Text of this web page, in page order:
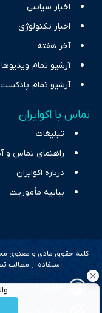
اخبار سیاسی
اخبار تکنولوژی
آخر هفته
آرشیو تمام ویدیوها
آرشیو تمام
تماس با اکوایران
تبلیغات
راهنمای تماس و
درباره اکوایران
بیانیه مأموریت
کلیه حقوق مادی و معنوی
استفاده از مطالب
طراحی سایت خبری و